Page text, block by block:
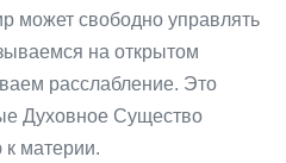
может свободно управлять
на открытом
расслабление. Это
Духовное Существо
материи.